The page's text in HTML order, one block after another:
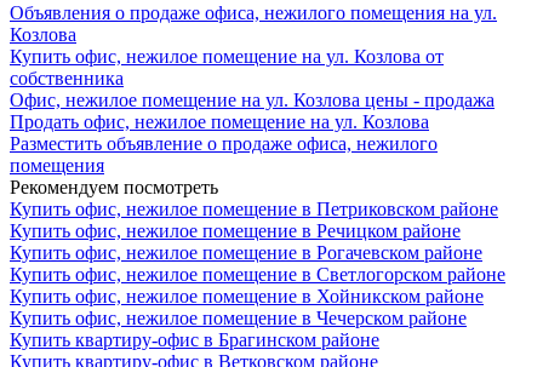
Объявления о продаже офиса, нежилого помещения на ул.
Козлова
Купить офис, нежилое помещение на ул. Козлова от
собственника
Офис, нежилое помещение на ул. Козлова цены - продажа
Продать офис, нежилое помещение на ул. Козлова
Разместить объявление о продаже офиса, нежилого
помещения
Рекомендуем посмотреть
Купить офис, нежилое помещение в Петриковском районе
Купить офис, нежилое помещение в Речицком районе
Купить офис, нежилое помещение в Рогачевском районе
Купить офис, нежилое помещение в Светлогорском районе
Купить офис, нежилое помещение в Хойникском районе
Купить офис, нежилое помещение в Чечерском районе
Купить квартиру-офис в Брагинском районе
Купить квартиру-офис в Ветковском районе